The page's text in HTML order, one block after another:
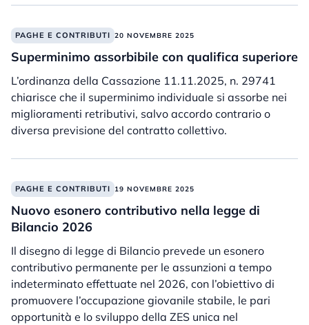
PAGHE E CONTRIBUTI 20 NOVEMBRE 2025
Superminimo assorbibile con qualifica superiore
L’ordinanza della Cassazione 11.11.2025, n. 29741
chiarisce che il superminimo individuale si assorbe nei
miglioramenti retributivi, salvo accordo contrario o
diversa previsione del contratto collettivo.
PAGHE E CONTRIBUTI 19 NOVEMBRE 2025
Nuovo esonero contributivo nella legge di
Bilancio 2026
Il disegno di legge di Bilancio prevede un esonero
contributivo permanente per le assunzioni a tempo
indeterminato effettuate nel 2026, con l’obiettivo di
promuovere l’occupazione giovanile stabile, le pari
opportunità e lo sviluppo della ZES unica nel